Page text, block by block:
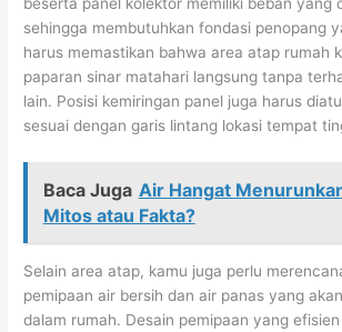
sehingga membutuhkan fondasi penopang
harus memastikan bahwa area atap rumah
paparan sinar matahari langsung tanpa
lain. Posisi kemiringan panel juga harus
sesuai dengan garis lintang lokasi tempat
Baca Juga Air Hangat
Mitos atau Fakta?
Selain area atap, kamu juga perlu
pemipaan air bersih dan air panas yang
dalam rumah. Desain pemipaan yang